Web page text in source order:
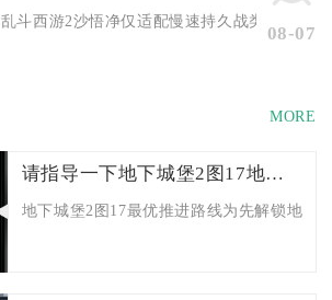
乱斗西游2沙悟净仅适配慢速持久战类单人挑
08-07
MORE
请指导一下地下城堡2图17地图的路线吧
地下城堡2图17最优推进路线为先解锁地图